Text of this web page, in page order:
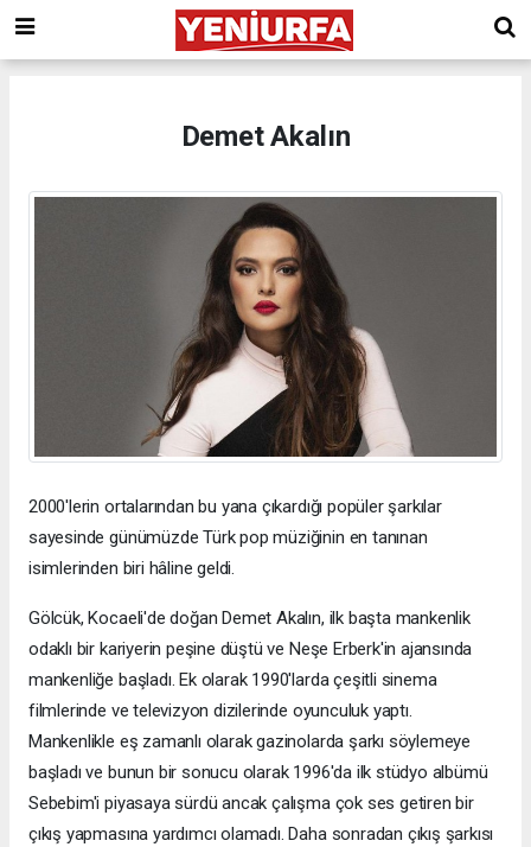
Demet Akalın
2000'lerin ortalarından bu yana çıkardığı popüler şarkılar
sayesinde günümüzde Türk pop müziğinin en tanınan
isimlerinden biri hâline geldi.
Gölcük, Kocaeli'de doğan Demet Akalın, ilk başta mankenlik
odaklı bir kariyerin peşine düştü ve Neşe Erberk'in ajansında
mankenliğe başladı. Ek olarak 1990'larda çeşitli sinema
filmlerinde ve televizyon dizilerinde oyunculuk yaptı.
Mankenlikle eş zamanlı olarak gazinolarda şarkı söylemeye
başladı ve bunun bir sonucu olarak 1996'da ilk stüdyo albümü
Sebebim'i piyasaya sürdü ancak çalışma çok ses getiren bir
çıkış yapmasına yardımcı olamadı. Daha sonradan çıkış şarkısı